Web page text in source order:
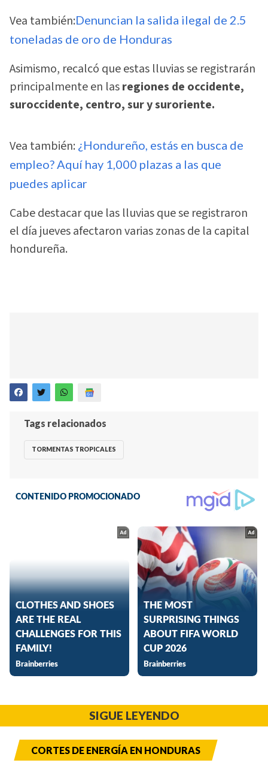
Vea también:Denuncian la salida ilegal de 2.5
toneladas de oro de Honduras
Asimismo, recalcó que estas lluvias se registrarán
principalmente en lasregiones de occidente,
suroccidente, centro, sur y suroriente.
Vea también: ¿Hondureño, estás en busca de
empleo? Aquí hay 1,000 plazas a las que
puedes aplicar
Cabe destacar que las lluvias que se registraron
el día jueves afectaron varias zonas de la capital
hondureña.
Tags relacionados
TORMENTAS TROPICALES
SIGUE LEYENDO
CORTES DE ENERGÍA EN HONDURAS